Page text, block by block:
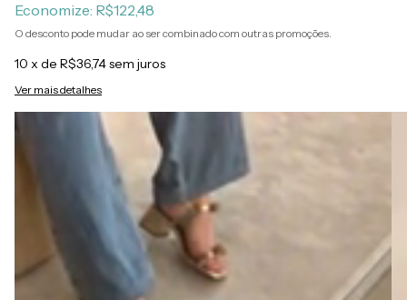
Economize: R$122,48
O desconto pode mudar ao ser combinado com outras promoções.
10 x de R$36,74sem juros
Ver mais detalhes